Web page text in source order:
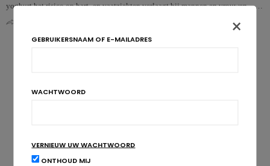
yoghurt het risico op hart- en vaatziekten verlaagt bij mannen en vrouwen……
×
GEBRUIKERSNAAM OF E-MAILADRES
WACHTWOORD
VERNIEUW UW WACHTWOORD
ONTHOUD MIJ